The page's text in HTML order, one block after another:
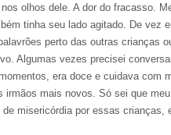
nos olhos dele. A dor do fracasso.
tinha seu lado agitado. De vez
perto das outras crianças
Algumas vezes precisei
era doce e cuidava com
irmãos mais novos. Só sei que
de misericórdia por essas crianças,